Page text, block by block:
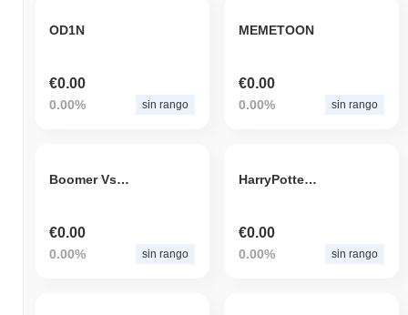
OD1N
€0.00
0.00% sin rango
MEMETOON
€0.00
0.00% sin rango
Boomer Vs Zoomer
€0.00
0.00% sin rango
HarryPotterObamaDokwon1Meme
€0.00
0.00% sin rango